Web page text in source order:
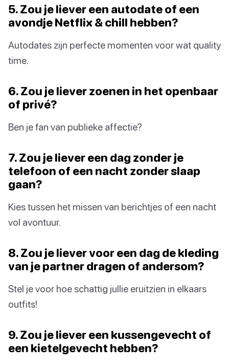
5. Zou je liever een autodate of een
avondje Netflix & chill hebben?
Autodates zijn perfecte momenten voor wat quality
time.
6. Zou je liever zoenen in het openbaar
of privé?
Ben je fan van publieke affectie?
7. Zou je liever een dag zonder je
telefoon of een nacht zonder slaap
gaan?
Kies tussen het missen van berichtjes of een nacht
vol avontuur.
8. Zou je liever voor een dag de kleding
van je partner dragen of andersom?
Stel je voor hoe schattig jullie eruitzien in elkaars
outfits!
9. Zou je liever een kussengevecht of
een kietelgevecht hebben?